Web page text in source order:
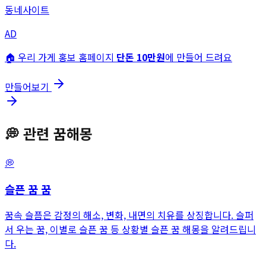
동네사이트
AD
🏠 우리 가게 홍보 홈페이지 단돈 10만원에 만들어 드려요
만들어보기
💭 관련 꿈해몽
💭
슬픈 꿈 꿈
꿈속 슬픔은 감정의 해소, 변화, 내면의 치유를 상징합니다. 슬퍼
서 우는 꿈, 이별로 슬픈 꿈 등 상황별 슬픈 꿈 해몽을 알려드립니
다.